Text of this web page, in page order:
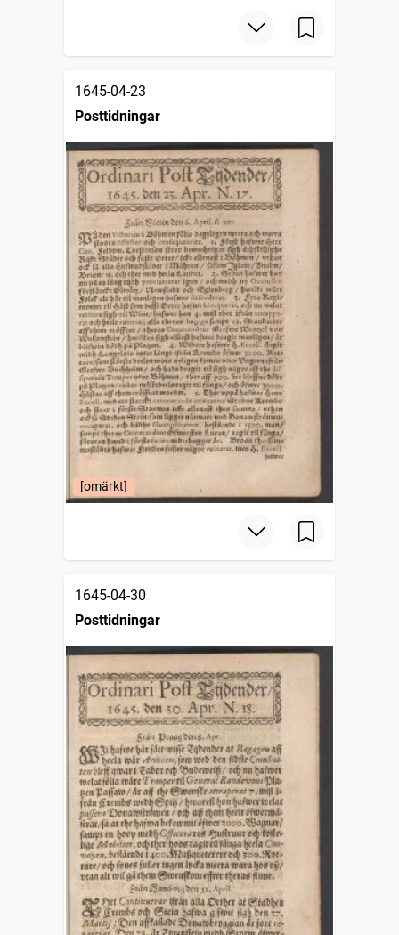
1645-04-23
Posttidningar
[omärkt]
1645-04-30
Posttidningar